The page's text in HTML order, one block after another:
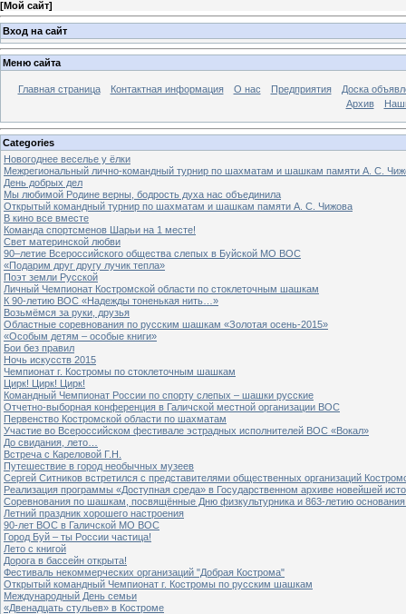
[Мой сайт]
Вход на сайт
Меню сайта
Главная страница Контактная информация О нас Предприятия
Доска
Архив
Categories
Новогоднее веселье у ёлки
Межрегиональный лично-командный турнир по шахматам и шашкам памяти А. С.
День добрых дел
Мы любимой Родине верны, бодрость духа нас объединила
Открытый командный турнир по шахматам и шашкам памяти А. С. Чижова
В кино все вместе
Команда спортсменов Шарьи на 1 месте!
Свет материнской любви
90–летие Всероссийского общества слепых в Буйской МО ВОС
«Подарим друг другу лучик тепла»
Поэт земли Русской
Личный Чемпионат Костромской области по стоклеточным шашкам
К 90-летию ВОС «Надежды тоненькая нить…»
Возьмёмся за руки, друзья
Областные соревнования по русским шашкам «Золотая осень-2015»
«Особым детям – особые книги»
Бои без правил
Ночь искусств 2015
Чемпионат г. Костромы по стоклеточным шашкам
Цирк! Цирк! Цирк!
Командный Чемпионат России по спорту слепых – шашки русские
Отчетно-выборная конференция в Галичской местной организации ВОС
Первенство Костромской области по шахматам
Участие во Всероссийском фестивале эстрадных исполнителей ВОС «Вокал»
До свидания, лето…
Встреча с Кареловой Г.Н.
Путешествие в город необычных музеев
Сергей Ситников встретился с представителями общественных организаций
Реализация программы «Доступная среда» в Государственном архиве новейшей
Соревнования по шашкам, посвящённые Дню физкультурника и 863-летию основания
Летний праздник хорошего настроения
90-лет ВОС в Галичской МО ВОС
Город Буй – ты России частица!
Лето с книгой
Дорога в бассейн открыта!
Фестиваль некоммерческих организаций "Добрая Кострома"
Открытый командный Чемпионат г. Костромы по русским шашкам
Международный День семьи
«Двенадцать стульев» в Костроме